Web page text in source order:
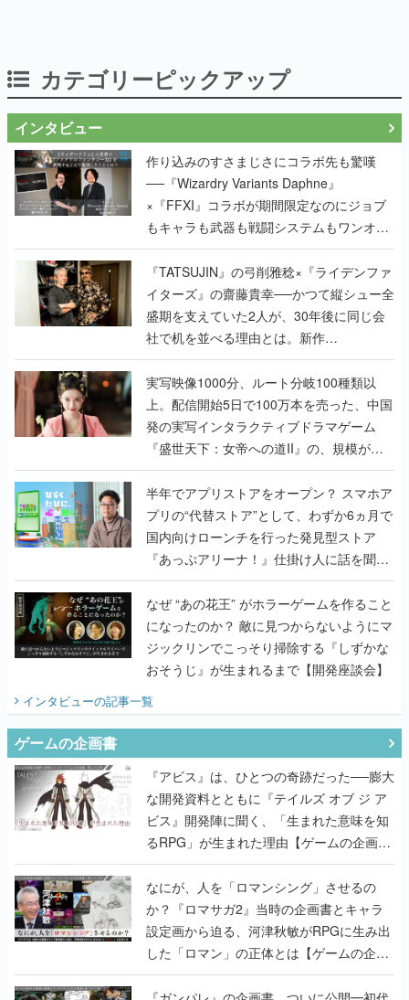
カテゴリーピックアップ
インタビュー
作り込みのすさまじさにコラボ先も驚嘆
──『Wizardry Variants Daphne』
×『FFXI』コラボが期間限定なのにジョブ
もキャラも武器も戦闘システムもワンオフ
で作り込まれた理由を両ディレクターに聞
く
『TATSUJIN』の弓削雅稔×『ライデンファ
イターズ』の齋藤貴幸──かつて縦シュー全
盛期を支えていた2人が、30年後に同じ会
社で机を並べる理由とは。新作
『TATSUJIN EXTREME』で初タッグを組
んだレジェンド2人に訊く開発秘話
実写映像1000分、ルート分岐100種類以
上。配信開始5日で100万本を売った、中国
発の実写インタラクティブドラマゲーム
『盛世天下：女帝への道II』の、規模が違
うこだわりをプロデューサーに聞いた
半年でアプリストアをオープン？ スマホア
プリの“代替ストア”として、わずか6ヵ月で
国内向けローンチを行った発見型ストア
『あっぷアリーナ！』仕掛け人に話を聞い
てみた
なぜ “あの花王” がホラーゲームを作ること
になったのか？ 敵に見つからないようにマ
ジックリンでこっそり掃除する『しずかな
おそうじ』が生まれるまで【開発座談会】
インタビューの記事一覧
ゲームの企画書
『アビス』は、ひとつの奇跡だった──膨大
な開発資料とともに『テイルズ オブ ジ ア
ビス』開発陣に聞く、「生まれた意味を知
るRPG」が生まれた理由【ゲームの企画
書】
なにが、人を「ロマンシング」させるの
か？『ロマサガ2』当時の企画書とキャラ
設定画から迫る、河津秋敏がRPGに生み出
した「ロマン」の正体とは【ゲームの企画
書】